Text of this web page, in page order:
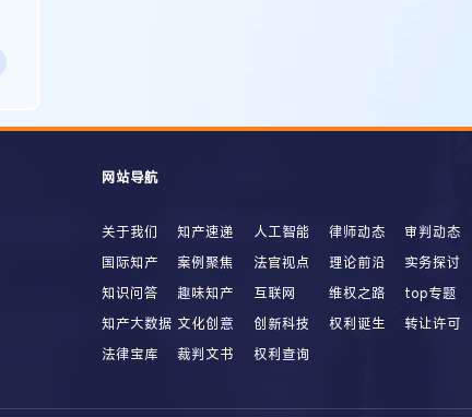
网站导航
关于我们 知产速递 人工智能 律师动态
审判动态
国际知产
案例聚焦 法官视点 理论前沿
实务探讨
知识问答
趣味知产 互联网 维权之路
top专题
知产大数据 文化创意 创新科技 权利诞生
转让许可
法律宝库
裁判文书 权利查询